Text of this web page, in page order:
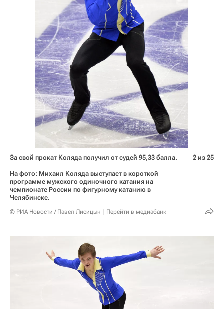
За свой прокат Коляда получил от судей 95,33 балла.
На фото: Михаил Коляда выступает в короткой
программе мужского одиночного катания на
чемпионате России по фигурному катанию в
Челябинске.
© РИА Новости / Павел Лисицын Перейти в медиабанк
2 из 25